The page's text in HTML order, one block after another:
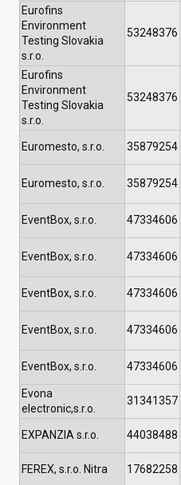
Eurofins
Environment
Testing Slovakia
s.r.o.
53248376
Eurofins
Environment
Testing Slovakia
s.r.o.
53248376
Euromesto, s.r.o. 35879254
Euromesto, s.r.o. 35879254
EventBox, s.r.o. 47334606
EventBox, s.r.o. 47334606
EventBox, s.r.o. 47334606
EventBox, s.r.o. 47334606
EventBox, s.r.o. 47334606
Evona
electronic,s.r.o.
31341357
EXPANZIA s.r.o. 44038488
FEREX, s.r.o. Nitra 17682258